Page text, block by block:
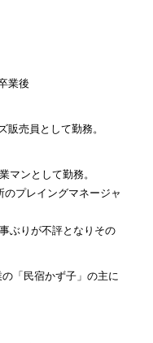
業後
売員として勤務。
マンとして勤務。
プレイングマネージャ
ぶりが不評となりその
「民宿かず子」の主に